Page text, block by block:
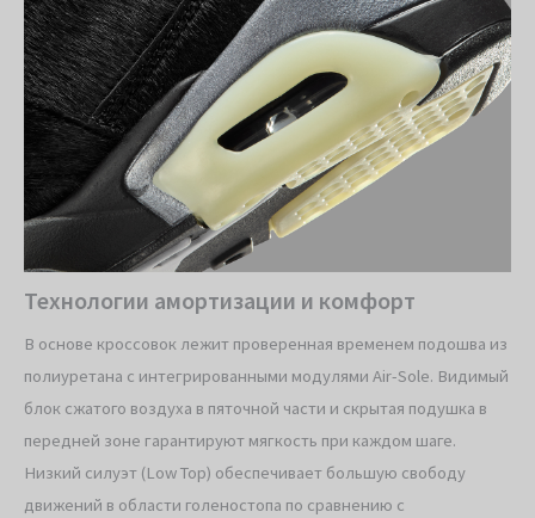
Технологии амортизации и комфорт
В основе кроссовок лежит проверенная временем подошва из
полиуретана с интегрированными модулями Air-Sole. Видимый
блок сжатого воздуха в пяточной части и скрытая подушка в
передней зоне гарантируют мягкость при каждом шаге.
Низкий силуэт (Low Top) обеспечивает большую свободу
движений в области голеностопа по сравнению с